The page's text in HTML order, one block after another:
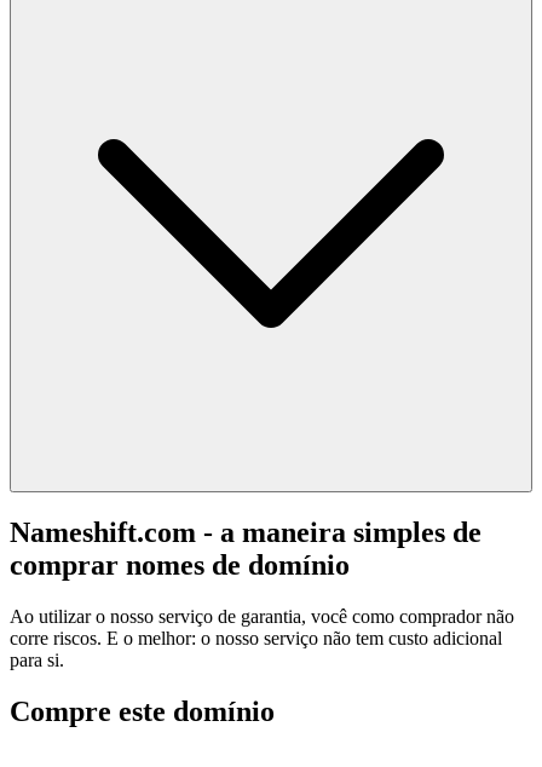
Nameshift.com - a maneira simples de
comprar nomes de domínio
Ao utilizar o nosso serviço de garantia, você como comprador não
corre riscos. E o melhor: o nosso serviço não tem custo adicional
para si.
Compre este domínio